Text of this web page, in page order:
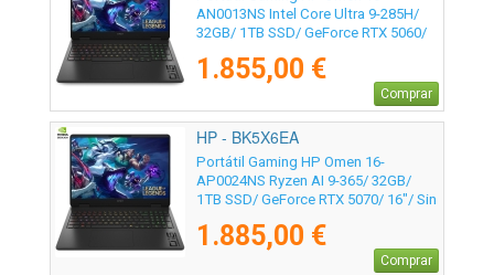
AN0013NS Intel Core Ultra 9-285H/
32GB/ 1TB SSD/ GeForce RTX 5060/
1.855,00 €
Comprar
HP - BK5X6EA
Portátil Gaming HP Omen 16-
AP0024NS Ryzen AI 9-365/ 32GB/
1TB SSD/ GeForce RTX 5070/ 16"/ Sin
1.885,00 €
Comprar